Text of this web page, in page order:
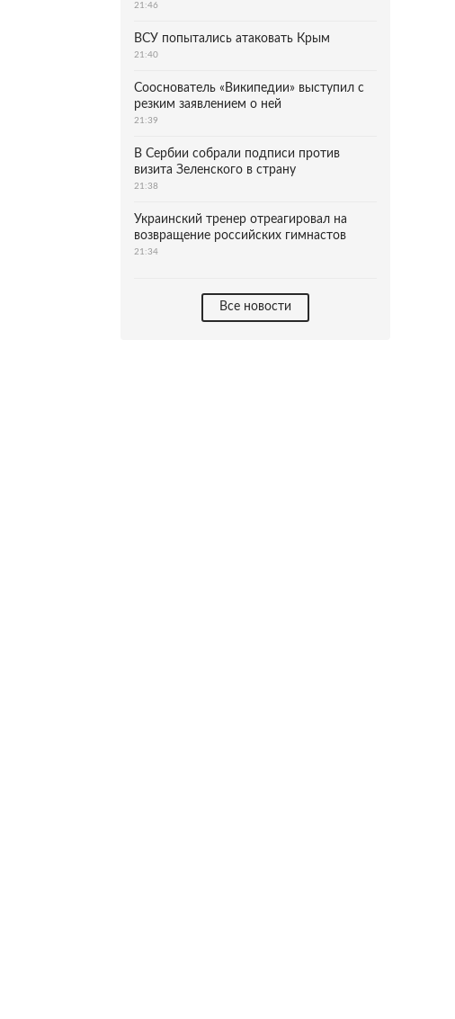
21:46
ВСУ попытались атаковать Крым
21:40
Сооснователь «Википедии» выступил с
резким заявлением о ней
21:39
В Сербии собрали подписи против
визита Зеленского в страну
21:38
Украинский тренер отреагировал на
возвращение российских гимнастов
21:34
Все новости